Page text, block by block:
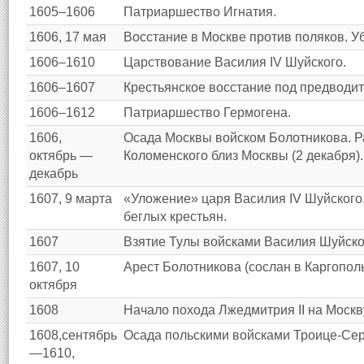
1605–1606
Патриаршество Игнатия.
1606, 17 мая
Восстание в Москве против поляков.
1606–1610
Царствование Василия IV Шуйского.
1606–1607
Крестьянское восстание под
1606–1612
Патриаршество Гермогена.
1606,
октябрь —
декабрь
Осада Москвы войском Болотникова.
Коломенского близ Москвы (2 декабря).
1607, 9 марта
«Уложение» царя Василия IV
беглых крестьян.
1607
Взятие Тулы войсками Василия
1607, 10
октября
Арест Болотникова (сослан в
1608
Начало похода Лжедмитрия II на
1608,сентябрь
—1610,
Осада польскими войсками Троице-